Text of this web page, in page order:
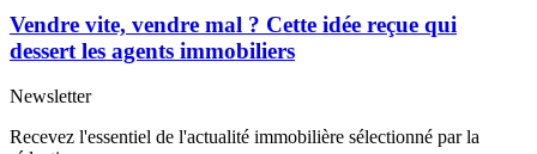
Vendre vite, vendre mal ? Cette idée reçue qui
dessert les agents immobiliers
Newsletter
Recevez l'essentiel de l'actualité immobilière sélectionné par la